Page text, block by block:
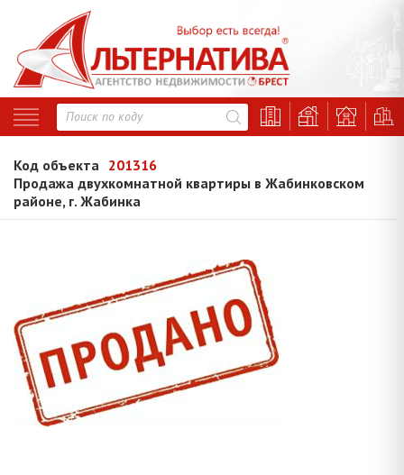
Код объекта 201316
Продажа двухкомнатной квартиры в Жабинковском
районе, г. Жабинка